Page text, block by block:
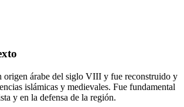
origen árabe del siglo VIII y fue reconstruido y
islámicas y medievales. Fue fundamental
y en la defensa de la región.